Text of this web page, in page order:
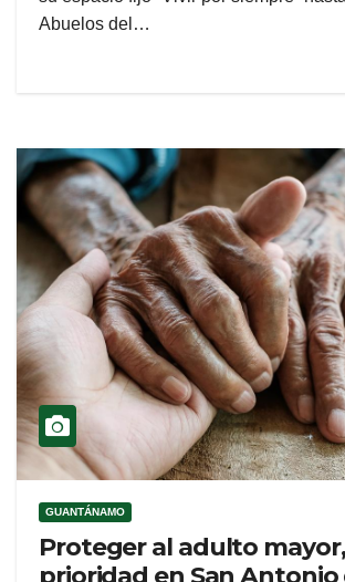
Abuelos del…
GUANTÁNAMO
Proteger al adulto